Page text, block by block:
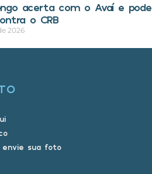
acerta com o Avaí e pode
o CRB
2026
envie sua foto